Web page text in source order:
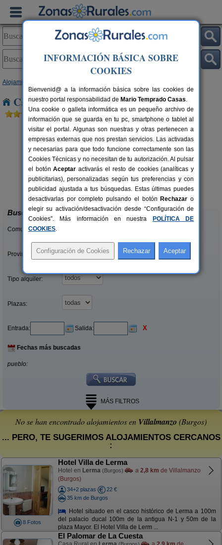
Alojamientos
Casas Rurales cerca de Villalmanzo
6-7+1 pers.
desde22 €
Casa El Sauco
Ailanes de Zamanzas (Burgos)
Buscar
Comunidades:
Provincias/Islas:
Tipo alquiler:
Plazas:
Entrada: Salida: X
Fechas más buscadas
pueblo:
MÁS FILTROS
No se han encontrado alojamientos en Villalmanzo (Burgos)
... PERO, TE SUGERIMOS ALOJAMIENTOS CERCANOS
:
8 Fotos
Hotel Villa de Lerma
Hotel en Lerma (Burgos) a 2,8 km de Villalmanzo
(Burgos)
34+2 plazas
22 €
35 km de Burgos
Hotel situado en el casco histórico de Lerma a 100m
del palacio ducal 100m de la antigua N-1 y 50m de la
plaza Mayor. El Hotel Villa de Lerm ...
El Palomar de La Cuesta
INFORMACIÓN BÁSICA SOBRE
COOKIES
Bienvenid@ a la información básica sobre las cookies de
nuestro portal responsabilidad de Mario Temprado Casas.
Una cookie o galleta informática es un pequeño archivo de
información que se guarda en tu pc, smartphone o tablet al
visitar el portal. Algunas son nuestras y otras pertenecen a
empresas externas que nos prestan servicios. Las activadas
y necesarias para que todo funcione correctamente son las
Cookies Técnicas y no necesitan de tu autorización. Al pulsar
el botónAceptar activarás el resto de cookies (analíticas y
publicitarias), personalizadas según tus preferencias y con
publicidad ajustada a tus búsquedas. Estas últimas puedes
desactivarlas por completo pulsando el botón Rechazar o
elegir su activación/desactivación desde “Configuración de
Cookies”. Más información en nuestra
POLÍTICA DE
COOKIES.